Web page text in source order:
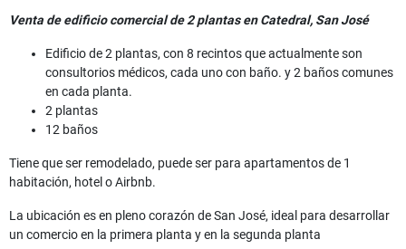
Venta de edificio comercial de 2 plantas en Catedral, San José
Edificio de 2 plantas, con 8 recintos que actualmente son
consultorios médicos, cada uno con baño. y 2 baños comunes
en cada planta.
2 plantas
12 baños
Tiene que ser remodelado, puede ser para apartamentos de 1
habitación, hotel o Airbnb.
La ubicación es en pleno corazón de San José, ideal para desarrollar
un comercio en la primera planta y en la segunda planta